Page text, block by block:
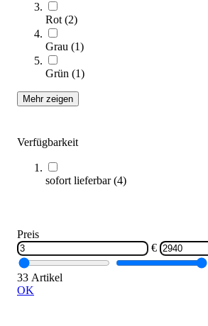
Rot (2)
Grau (1)
Grün (1)
Mehr zeigen
Verfügbarkeit
sofort lieferbar(4)
Preis
€
33 Artikel
OK
3,10 €
Zum Produkt
Varianten zur Auswahl